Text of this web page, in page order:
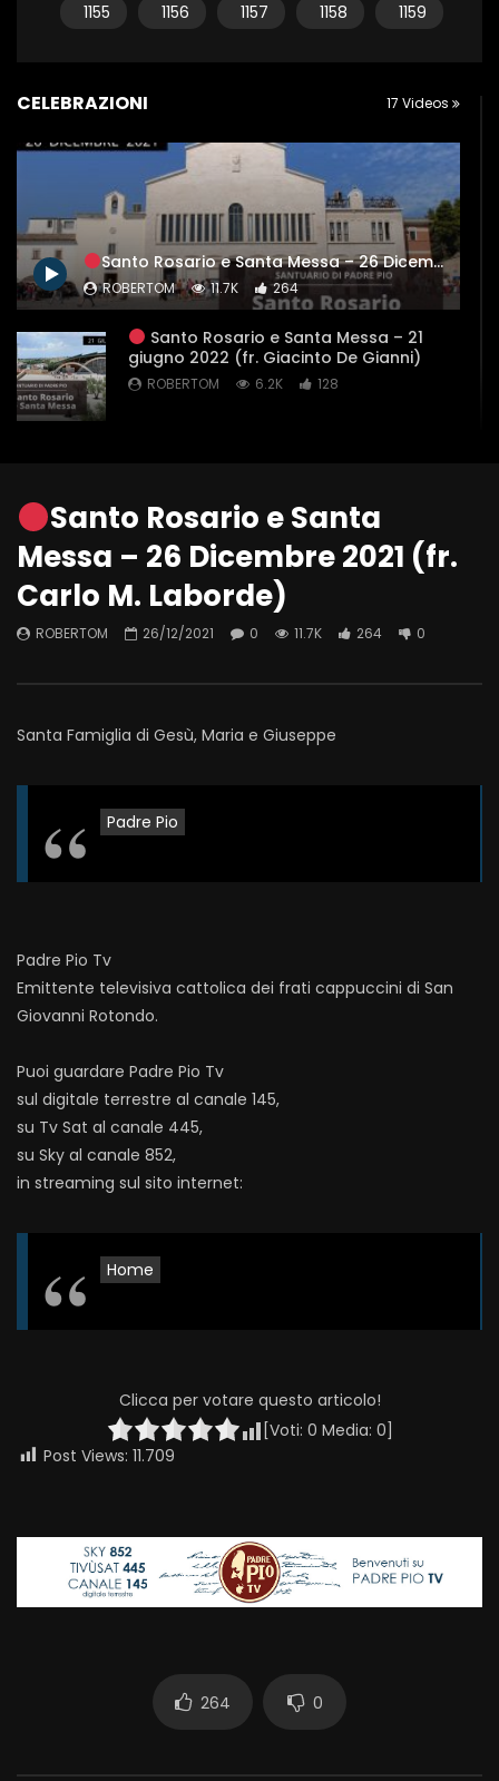
1155
1156 1157 1158 1159
CELEBRAZIONI 17 Videos
Santo Rosario e Santa Messa – 26 Dicembre 2021 (fr. Carlo M. Laborde)
ROBERTOM 11.7K 264
Santo Rosario e Santa Messa – 21
giugno 2022 (fr. Giacinto De Gianni)
ROBERTOM 6.2K 128
Santo Rosario e Santa Messa – 19
giugno 2022 (fr. Aldo Broccato)
ROBERTOM 10.4K
giugno 2022 (fr. Rinaldo Totaro)
ROBERTOM
Santo Rosario e Santa Messa – 4
gennaio 2022 (fr. Gregorio D’Arenzo)
Santo Rosario e Santa Messa – 3
gennaio 2022 (fr. Rinaldo Totaro)
ROBERTOM
ROBERTOM
Santo Rosario e Santa Messa – 31
Santo Rosario e Santa Messa – 30
Dicembre 2021 (fr. Aldo Broccato)
ROBERTOM 9.6K 246
Santo Rosario e Santa Messa – 29
Dicembre 2021 (fr. Aldo Broccato)
ROBERTOM 5.8K
Santo Rosario e Santa
Messa – 26 Dicembre 2021 (fr.
Carlo M. Laborde)
ROBERTOM 26/12/2021 0 11.7K 264 0
Santa Famiglia di Gesù, Maria e Giuseppe
Padre Pio
Padre Pio Tv
Emittente televisiva cattolica dei frati cappuccini di San
Giovanni Rotondo.
Puoi guardare Padre Pio Tv
sul digitale terrestre al canale 145,
su Tv Sat al canale 445,
su Sky al canale 852,
in streaming sul sito internet:
Home
Clicca per votare questo articolo!
[Voti: 0 Media: 0]
Post Views: 11.709
264 0